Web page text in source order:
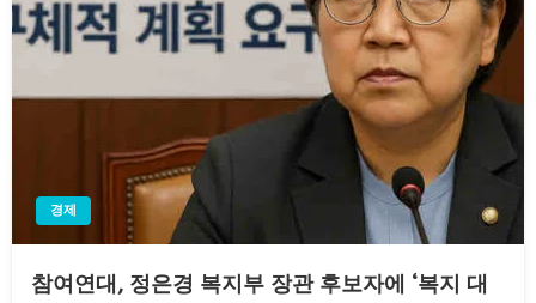
경제
참여연대, 정은경 복지부 장관 후보자에 ‘복지 대